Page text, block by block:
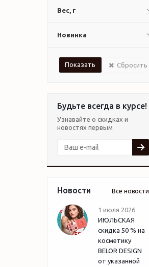
Вес, г
Новинка
Сбросить
Будьте всегда в курсе!
Узнавайте о скидках и
новостях первым
Новости Все новости
1 июля 2026
ИЮЛЬСКАЯ
скидка 50 % на
косметику
BELOR DESIGN
от указанной